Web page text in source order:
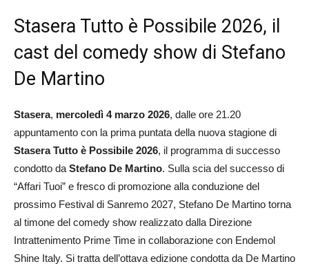
Stasera Tutto è Possibile 2026, il
cast del comedy show di Stefano
De Martino
Stasera, mercoledì 4 marzo 2026, dalle ore 21.20
appuntamento con la prima puntata della nuova stagione di
Stasera Tutto è Possibile 2026, il programma di successo
condotto da Stefano De Martino. Sulla scia del successo di
“Affari Tuoi” e fresco di promozione alla conduzione del
prossimo Festival di Sanremo 2027, Stefano De Martino torna
al timone del comedy show realizzato dalla Direzione
Intrattenimento Prime Time in collaborazione con Endemol
Shine Italy. Si tratta dell’ottava edizione condotta da De Martino